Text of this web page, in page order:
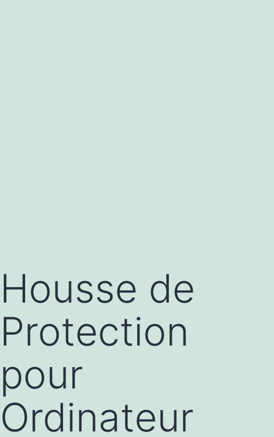
Housse de
Protection
pour
Ordinateur